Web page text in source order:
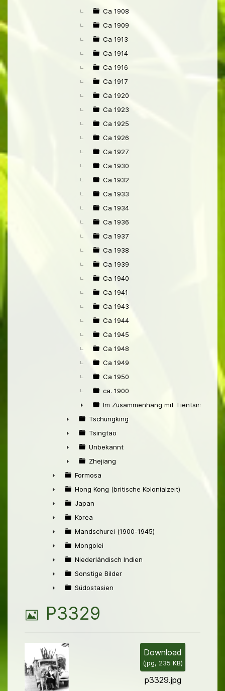
Ca 1908
Ca 1909
Ca 1913
Ca 1914
Ca 1916
Ca 1917
Ca 1920
Ca 1923
Ca 1925
Ca 1926
Ca 1927
Ca 1930
Ca 1932
Ca 1933
Ca 1934
Ca 1936
Ca 1937
Ca 1938
Ca 1939
Ca 1940
Ca 1941
Ca 1943
Ca 1944
Ca 1945
Ca 1948
Ca 1949
Ca 1950
ca. 1900
►
Im Zusammenhang mit Tientsin
►
Tschungking
►
Tsingtao
►
Unbekannt
►
Zhejiang
►
Formosa
►
Hong Kong (britische Kolonialzeit)
►
Japan
►
Korea
►
Mandschurei (1900-1945)
►
Mongolei
►
Niederländisch Indien
►
Sonstige Bilder
Südostasien
B
l
d
P3329
Download
(jpg, 235 KB)
p3329.jpg